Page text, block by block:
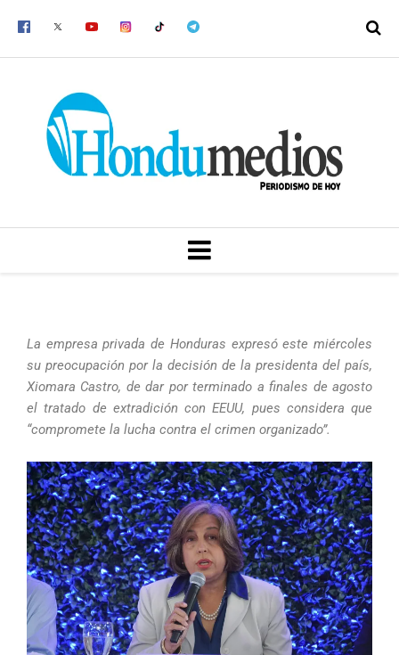
MENU
La empresa privada de Honduras expresó este miércoles
su preocupación por la decisión de la presidenta del país,
Xiomara Castro, de dar por terminado a finales de agosto
el tratado de extradición con EEUU, pues considera que
“compromete la lucha contra el crimen organizado”.